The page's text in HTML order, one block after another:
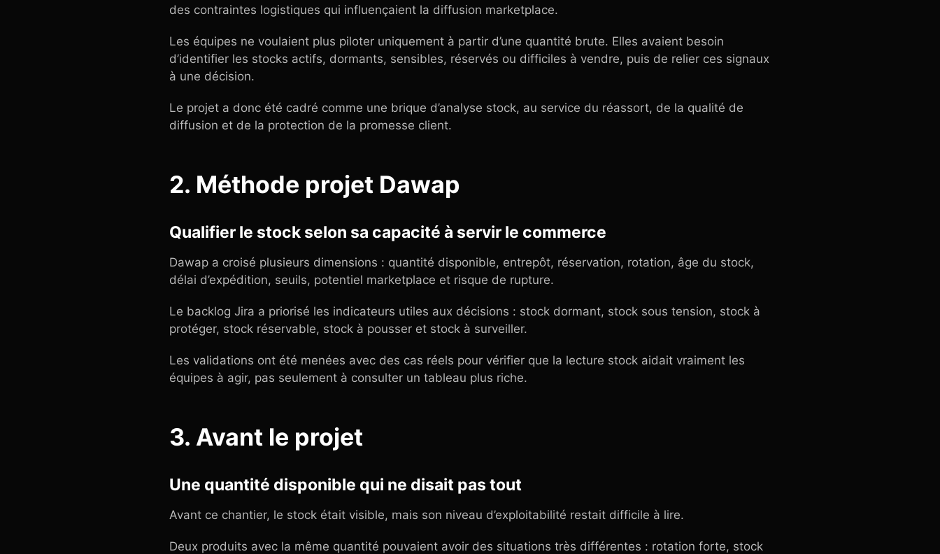
des contraintes logistiques qui influençaient la diffusion marketplace.
Les équipes ne voulaient plus piloter uniquement à partir d’une quantité brute. Elles avaient besoin
d’identifier les stocks actifs, dormants, sensibles, réservés ou difficiles à vendre, puis de relier ces signaux
à une décision.
Le projet a donc été cadré comme une brique d’analyse stock, au service du réassort, de la qualité de
diffusion et de la protection de la promesse client.
2. Méthode projet Dawap
Qualifier le stock selon sa capacité à servir le commerce
Dawap a croisé plusieurs dimensions : quantité disponible, entrepôt, réservation, rotation, âge du stock,
délai d’expédition, seuils, potentiel marketplace et risque de rupture.
Le backlog Jira a priorisé les indicateurs utiles aux décisions : stock dormant, stock sous tension, stock à
protéger, stock réservable, stock à pousser et stock à surveiller.
Les validations ont été menées avec des cas réels pour vérifier que la lecture stock aidait vraiment les
équipes à agir, pas seulement à consulter un tableau plus riche.
3. Avant le projet
Une quantité disponible qui ne disait pas tout
Avant ce chantier, le stock était visible, mais son niveau d’exploitabilité restait difficile à lire.
Deux produits avec la même quantité pouvaient avoir des situations très différentes : rotation forte, stock